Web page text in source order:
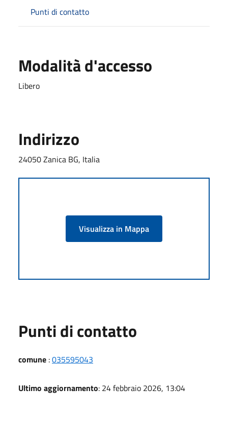
Punti di contatto
Modalità d'accesso
Libero
Indirizzo
24050 Zanica BG, Italia
Visualizza in Mappa
Punti di contatto
comune :035595043
Ultimo aggiornamento: 24 febbraio 2026, 13:04